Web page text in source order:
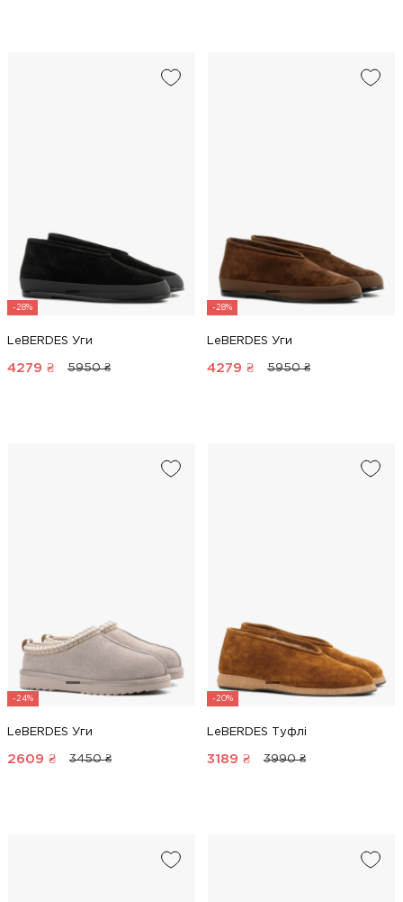
-28%
LeBERDES Уги
4279 ₴ 5950 ₴
-28%
LeBERDES Уги
4279 ₴ 5950 ₴
-24%
LeBERDES Уги
2609 ₴ 3450 ₴
-20%
LeBERDES Туфлі
3189 ₴ 3990 ₴